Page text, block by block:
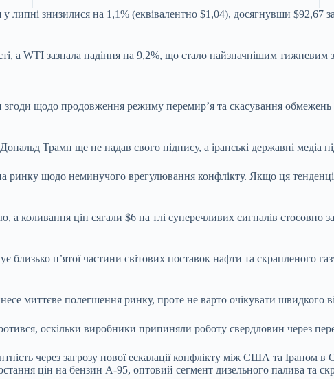
липні знизилися на 1,1% (еквівалентно $1,04), досягнувши
а WTI зазнала падіння на 9,2%, що стало найзначнішим тижневим
щодо продовження режиму перемир’я та скасування
Трамп ще не надав свого підпису, а іранські державні медіа
щодо неминучого врегулювання конфлікту. Якщо ця
а коливання цін сягали $6 на тлі суперечливих сигналів
близько п’ятої частини світових поставок нафти та скрапленого
миттєве полегшення ринку, проте не варто очікувати швидкого
оскільки виробники припиняли роботу свердловин через
через загрозу нової ескалації конфлікту між США та Іраном
цін на бензин А-95, оптовий сегмент дизельного палива та